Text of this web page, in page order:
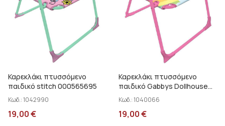
Καρεκλάκι πτυσσόμενο
παιδικό stitch 000565695
Κωδ.:1042990
19,00€
Καρεκλάκι πτυσσόμενο
παιδικό Gabbys Dollhouse
000574059
Κωδ.:1040066
19,00€